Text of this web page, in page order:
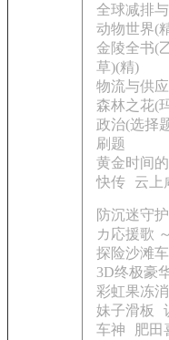
全球减排
动物世界(
金陵全书(
草)(精)
物流与供
森林之花(
政治(选择
刷题
黄金时间
快传
云上
防沉迷守护
カ応援歌
探险沙滩车
3D终极豪
彩虹果冻
妹子滑板
车神
肥田